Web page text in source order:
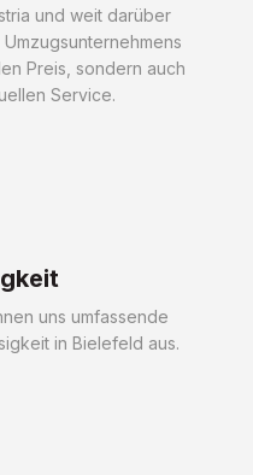
und weit darüber
Preis, sondern auch
Service.
uns umfassende
in Bielefeld aus.